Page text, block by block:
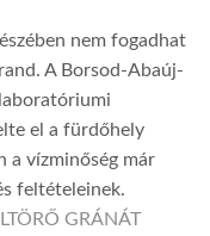
nem fogadhat
A Borsod-Abaúj-
el a fürdőhely
a vízminőség már
feltételeinek.
GRÁNÁT